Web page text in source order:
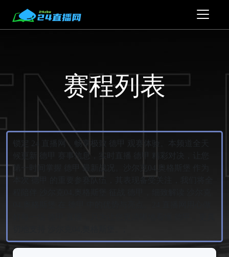
赛程列表
锁定 24 直播网，畅享极致 德甲 观赛体验。本频道全天
候更新 德甲 赛事信息，实时直播 德甲 精彩对决，让您
第一时间掌握 德甲 最新战况。沙尔克04,奥格斯堡 作为